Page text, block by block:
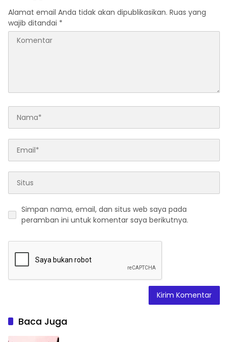
Alamat email Anda tidak akan dipublikasikan. Ruas yang
wajib ditandai *
Simpan nama, email, dan situs web saya pada
peramban ini untuk komentar saya berikutnya.
Baca Juga